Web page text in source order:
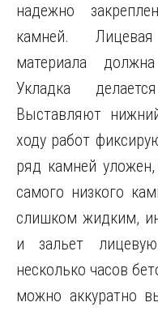
надежно
камней.
материала
Укладка
Выставляют
ходу работ
ряд камней
самого низкого
слишком жидким,
и зальет
несколько часов
можно аккуратно